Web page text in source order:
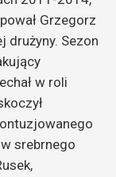
Grzegorz
drużyny. Sezon
w roli
srebrnego